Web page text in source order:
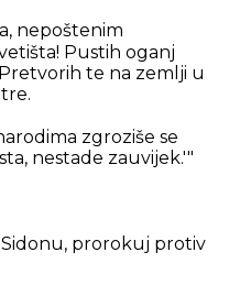
nepoštenim
Pustih oganj
te na zemlji u
zgroziše se
nestade zauvijek.'"
Sidonu, prorokuj protiv